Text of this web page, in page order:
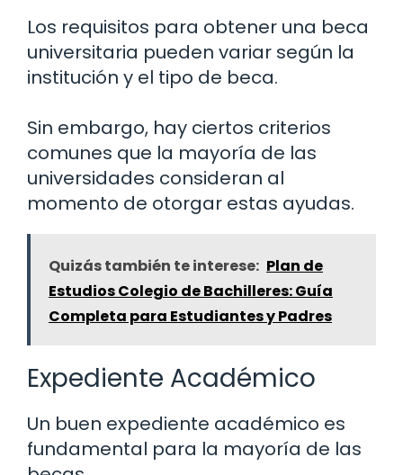
Los requisitos para obtener una beca
universitaria pueden variar según la
institución y el tipo de beca.
Sin embargo, hay ciertos criterios
comunes que la mayoría de las
universidades consideran al
momento de otorgar estas ayudas.
Quizás también te interese: Plan de
Estudios Colegio de Bachilleres: Guía
Completa para Estudiantes y Padres
Expediente Académico
Un buen expediente académico es
fundamental para la mayoría de las